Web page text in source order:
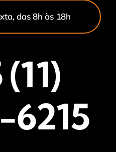
das 8h às 18h